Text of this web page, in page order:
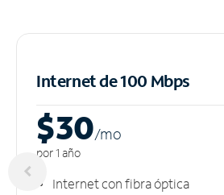
Internet de 100 Mbps
$30/mo
por 1 año
Internet con fibra óptica